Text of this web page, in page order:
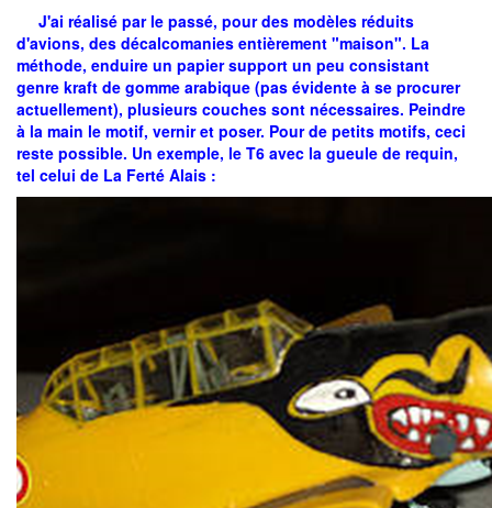
J'ai réalisé par le passé, pour des modèles réduits
d'avions, des décalcomanies entièrement "maison". La
méthode, enduire un papier support un peu consistant
genre kraft de gomme arabique (pas évidente à se procurer
actuellement), plusieurs couches sont nécessaires. Peindre
à la main le motif, vernir et poser. Pour de petits motifs, ceci
reste possible. Un exemple, le T6 avec la gueule de requin,
tel celui de La Ferté Alais :